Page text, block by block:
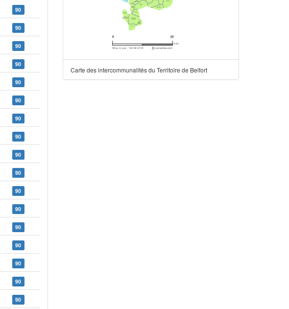
90
90
90
90
90
90
90
90
90
90
90
90
90
90
90
90
90
Carte des intercommunalités du Territoire de Belfort